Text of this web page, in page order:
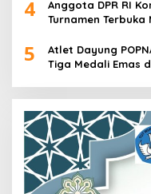
4
Anggota DPR RI
Turnamen Terbuka
5
Atlet Dayung
Tiga Medali Emas